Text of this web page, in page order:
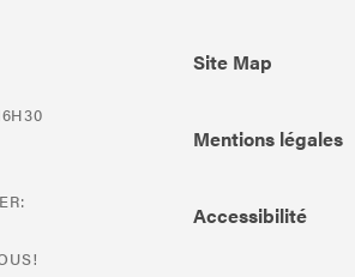
Site Map
Mentions légales
Accessibilité